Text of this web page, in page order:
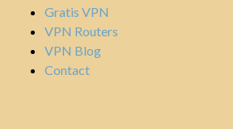
Gratis VPN
VPN Routers
VPN Blog
Contact